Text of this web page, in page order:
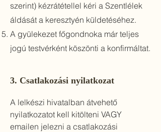
szerint) kézrátétellel kéri a Szentlélek
áldását a keresztyén küldetéséhez.
A gyülekezet főgondnoka már teljes
jogú testvérként köszönti a konfirmáltat.
3. Csatlakozási nyilatkozat
A lelkészi hivatalban átvehető
nyilatkozatot kell kitölteni VAGY
emailen jelezni a csatlakozási